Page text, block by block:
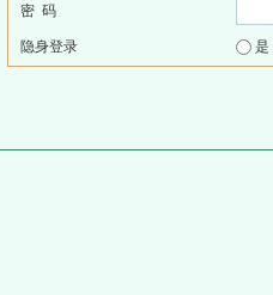
密 码
隐身登录